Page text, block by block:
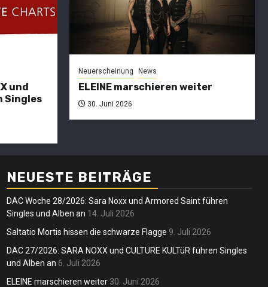
und
Singles
Neuerscheinung News
ELEINE marschieren weiter
30. Juni 2026
die
DAC
27/2026:
SARA NOXX
und
CULTURE
führen
Singles und
Alben an
Andreas
NEUESTE BEITRÄGE
DAC Woche 28/2026: Sara Noxx und Armored Saint führen
Singles und Alben an 14. Juli 2026
Saltatio Mortis hissen die schwarze Flagge 9. Juli 2026
DAC 27/2026: SARA NOXX und CULTURE KULTüR führen Singles
und Alben an 6. Juli 2026
ELEINE marschieren weiter 30. Juni 2026